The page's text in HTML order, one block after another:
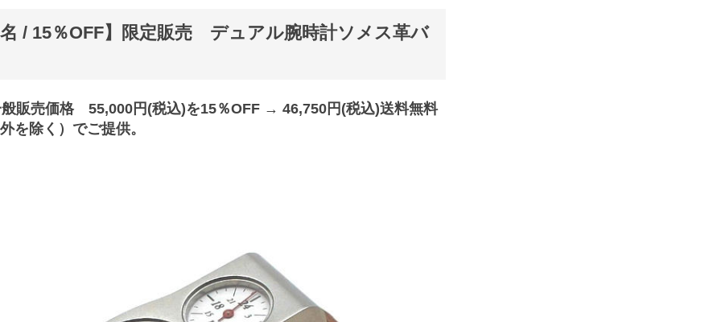
名 / 15％OFF】限定販売 デュアル腕時計ソメス革バ
販売価格 55,000円(税込)を15％OFF → 46,750円(税込)送料無料
を除く）でご提供。